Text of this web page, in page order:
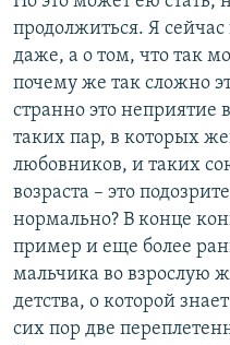
продолжиться. Я
даже, а о том, что так
почему же так сложно
странно это неприятие
таких пар, в которых
любовников, и таких
возраста – это
нормально? В конце
пример и еще более
мальчика во взрослую
детства, о которой
сих пор две